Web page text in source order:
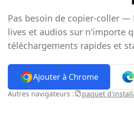
Pas besoin de copier-coller
lives et audios sur n'importe
téléchargements rapides et
Ajouter à Chrome
Autres navigateurs : paquet